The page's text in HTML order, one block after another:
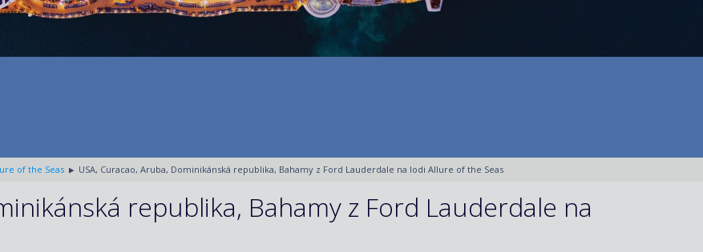
of the Seas USA, Curacao, Aruba, Dominikánská republika, Bahamy z Ford Lauderdale na lodi Allure of the Seas
republika, Bahamy z Ford Lauderdale na